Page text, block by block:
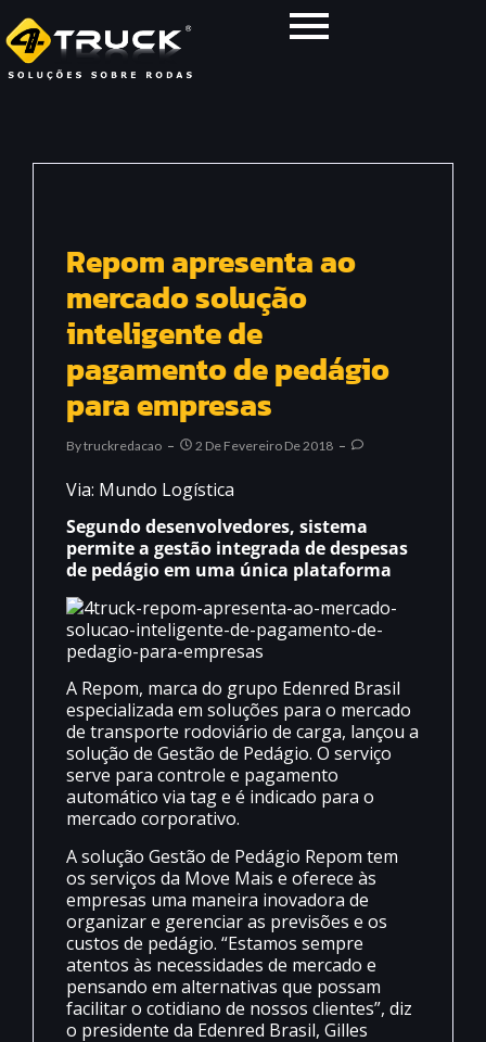
Repom apresenta ao
mercado solução
inteligente de
pagamento de pedágio
para empresas
ByTruckredacao 2 De Fevereiro De 2018
Via: Mundo Logística
Segundo desenvolvedores, sistema
permite a gestão integrada de despesas
de pedágio em uma única plataforma
A Repom, marca do grupo Edenred Brasil
especializada em soluções para o mercado
de transporte rodoviário de carga, lançou a
solução de Gestão de Pedágio. O serviço
serve para controle e pagamento
automático via tag e é indicado para o
mercado corporativo.
A solução Gestão de Pedágio Repom tem
os serviços da Move Mais e oferece às
empresas uma maneira inovadora de
organizar e gerenciar as previsões e os
custos de pedágio. “Estamos sempre
atentos às necessidades de mercado e
pensando em alternativas que possam
facilitar o cotidiano de nossos clientes”, diz
o presidente da Edenred Brasil, Gilles